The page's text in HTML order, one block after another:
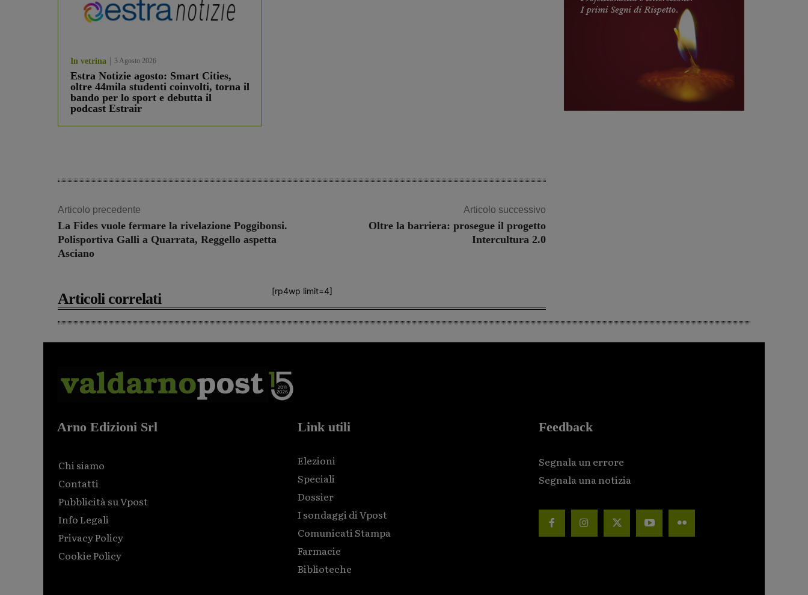
In vetrina 3 Agosto 2026
Estra Notizie agosto: Smart Cities,
oltre 44mila studenti coinvolti, torna il
bando per lo sport e debutta il
podcast Estrair
Articolo precedente
La Fides vuole fermare la rivelazione Poggibonsi.
Polisportiva Galli a Quarrata, Reggello aspetta
Asciano
Articolo successivo
Oltre la barriera: prosegue il progetto
Intercultura 2.0
[rp4wp limit=4]
Articoli correlati
Arno Edizioni Srl
Chi siamo
Contatti
Pubblicità su Vpost
Info Legali
Privacy Policy
Cookie Policy
Link utili
Elezioni
Speciali
Dossier
I sondaggi di Vpost
Comunicati Stampa
Farmacie
Biblioteche
Feedback
Segnala un errore
Segnala una notizia